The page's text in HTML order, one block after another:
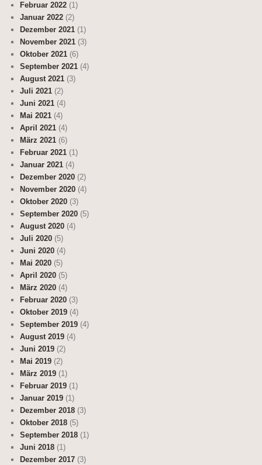
Februar 2022 (1)
Januar 2022 (2)
Dezember 2021 (1)
November 2021 (3)
Oktober 2021 (6)
September 2021 (4)
August 2021 (3)
Juli 2021 (2)
Juni 2021 (4)
Mai 2021 (4)
April 2021 (4)
März 2021 (6)
Februar 2021 (1)
Januar 2021 (4)
Dezember 2020 (2)
November 2020 (4)
Oktober 2020 (3)
September 2020 (5)
August 2020 (4)
Juli 2020 (5)
Juni 2020 (4)
Mai 2020 (5)
April 2020 (5)
März 2020 (4)
Februar 2020 (3)
Oktober 2019 (4)
September 2019 (4)
August 2019 (4)
Juni 2019 (2)
Mai 2019 (2)
März 2019 (1)
Februar 2019 (1)
Januar 2019 (1)
Dezember 2018 (3)
Oktober 2018 (5)
September 2018 (1)
Juni 2018 (1)
Dezember 2017 (3)